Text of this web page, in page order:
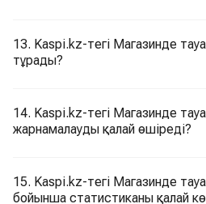
13. Kaspi.kz-тегі Магазинде
тұрады?
14. Kaspi.kz-тегі Магазинде
жарнамалауды қалай өшіреді?
15. Kaspi.kz-тегі Магазинде
бойынша статистиканы қалай